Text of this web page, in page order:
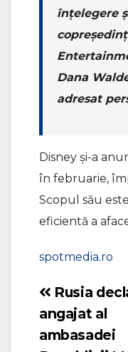
înţelegere
Dana
adresat
Disney şi-a
în februarie,
Scopul său
eficientă a
spotmedia.ro
Navigare
în
Rusia
angajat al
ambasadei